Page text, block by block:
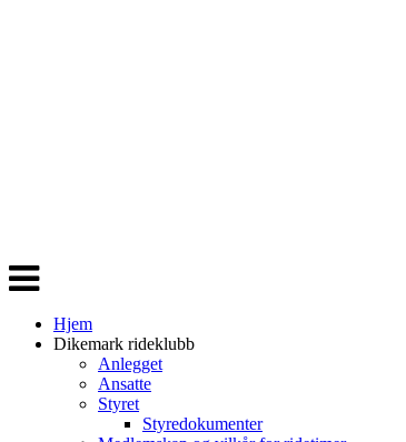
Veksle
navigasjon
Hjem
Dikemark rideklubb
Anlegget
Ansatte
Styret
Styredokumenter